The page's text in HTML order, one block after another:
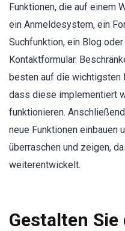
Funktionen, die auf einem
ein Anmeldesystem, ein
Suchfunktion, ein Blog
Kontaktformular.
besten auf die wichtigsten
dass diese implementiert
funktionieren.
neue Funktionen einbauen
überraschen und zeigen,
weiterentwickelt.
Gestalten Sie